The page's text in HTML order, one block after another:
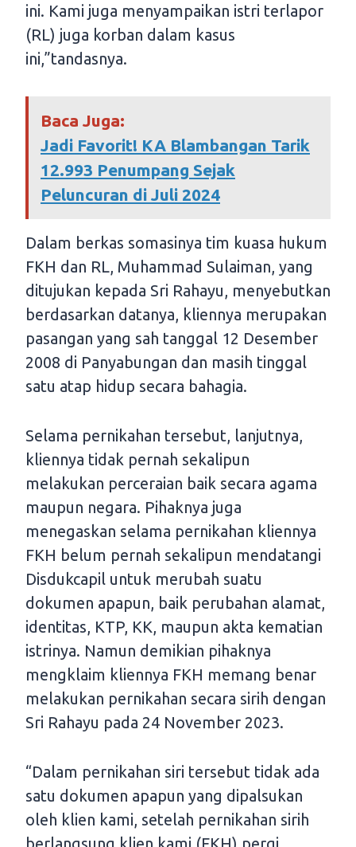
ini. Kami juga menyampaikan istri terlapor
(RL) juga korban dalam kasus
ini,”tandasnya.
Baca Juga:
Jadi Favorit! KA Blambangan Tarik
12.993 Penumpang Sejak
Peluncuran di Juli 2024
Dalam berkas somasinya tim kuasa hukum
FKH dan RL, Muhammad Sulaiman, yang
ditujukan kepada Sri Rahayu, menyebutkan
berdasarkan datanya, kliennya merupakan
pasangan yang sah tanggal 12 Desember
2008 di Panyabungan dan masih tinggal
satu atap hidup secara bahagia.
Selama pernikahan tersebut, lanjutnya,
kliennya tidak pernah sekalipun
melakukan perceraian baik secara agama
maupun negara. Pihaknya juga
menegaskan selama pernikahan kliennya
FKH belum pernah sekalipun mendatangi
Disdukcapil untuk merubah suatu
dokumen apapun, baik perubahan alamat,
identitas, KTP, KK, maupun akta kematian
istrinya. Namun demikian pihaknya
mengklaim kliennya FKH memang benar
melakukan pernikahan secara sirih dengan
Sri Rahayu pada 24 November 2023.
“Dalam pernikahan siri tersebut tidak ada
satu dokumen apapun yang dipalsukan
oleh klien kami, setelah pernikahan sirih
berlangsung klien kami (FKH) pergi